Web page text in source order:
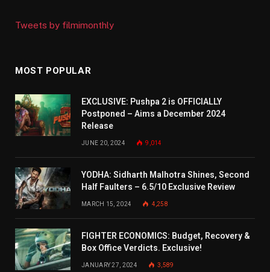
Tweets by filmimonthly
MOST POPULAR
EXCLUSIVE: Pushpa 2 is OFFICIALLY
Postponed – Aims a December 2024
Release
JUNE 20, 2024 9,014
YODHA: Sidharth Malhotra Shines, Second
Half Faulters – 6.5/10 Exclusive Review
MARCH 15, 2024 4,258
FIGHTER ECONOMICS: Budget, Recovery &
Box Office Verdicts. Exclusive!
JANUARY 27, 2024 3,589